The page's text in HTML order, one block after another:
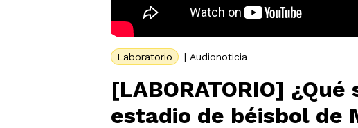
Laboratorio | Audionoticia
[LABORATORIO]
estadio de béisbol de